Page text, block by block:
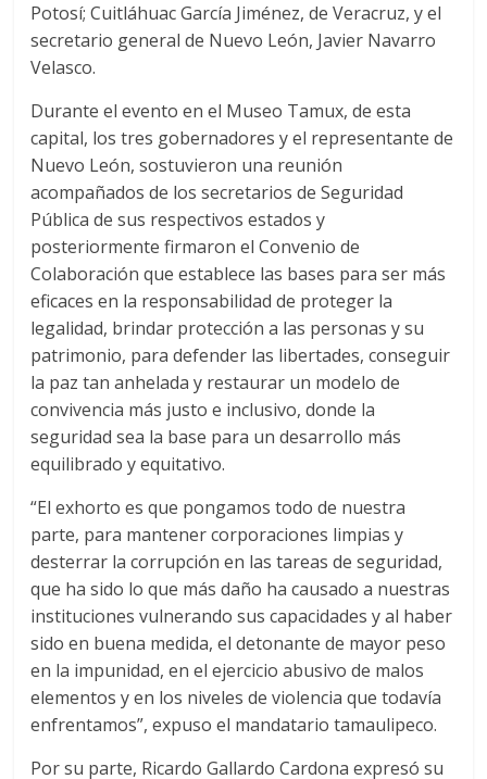
Potosí; Cuitláhuac García Jiménez, de Veracruz, y el
secretario general de Nuevo León, Javier Navarro
Velasco.
Durante el evento en el Museo Tamux, de esta
capital, los tres gobernadores y el representante de
Nuevo León, sostuvieron una reunión
acompañados de los secretarios de Seguridad
Pública de sus respectivos estados y
posteriormente firmaron el Convenio de
Colaboración que establece las bases para ser más
eficaces en la responsabilidad de proteger la
legalidad, brindar protección a las personas y su
patrimonio, para defender las libertades, conseguir
la paz tan anhelada y restaurar un modelo de
convivencia más justo e inclusivo, donde la
seguridad sea la base para un desarrollo más
equilibrado y equitativo.
“El exhorto es que pongamos todo de nuestra
parte, para mantener corporaciones limpias y
desterrar la corrupción en las tareas de seguridad,
que ha sido lo que más daño ha causado a nuestras
instituciones vulnerando sus capacidades y al haber
sido en buena medida, el detonante de mayor peso
en la impunidad, en el ejercicio abusivo de malos
elementos y en los niveles de violencia que todavía
enfrentamos”, expuso el mandatario tamaulipeco.
Por su parte, Ricardo Gallardo Cardona expresó su